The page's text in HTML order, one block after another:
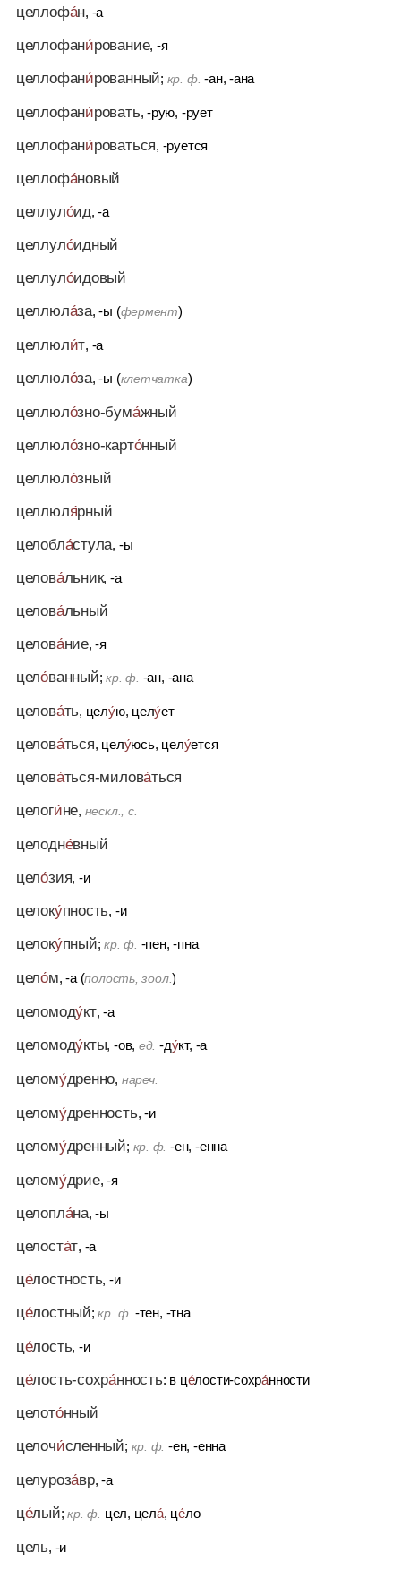
целлофа́н, -а
целлофани́рование, -я
целлофани́рованный; кр. ф. -ан, -ана
целлофани́ровать, -рую, -рует
целлофани́роваться, -руется
целлофа́новый
целлуло́ид, -а
целлуло́идный
целлуло́идовый
целлюла́за, -ы (фермент)
целлюли́т, -а
целлюло́за, -ы (клетчатка)
целлюло́зно-бума́жный
целлюло́зно-карто́нный
целлюло́зный
целлюля́рный
целобла́стула, -ы
целова́льник, -а
целова́льный
целова́ние, -я
цело́ванный;кр. ф. -ан, -ана
целова́ть, целу́ю, целу́ет
целова́ться, целу́юсь, целу́ется
целова́ться-милова́ться
целоги́не, нескл., с.
целодне́вный
цело́зия, -и
целоку́пность, -и
целоку́пный;кр. ф. -пен, -пна
цело́м, -а (полость, зоол.)
целомоду́кт, -а
целомоду́кты, -ов, ед. -ду́кт, -а
целому́дренно, нареч.
целому́дренность, -и
целому́дренный; кр. ф. -ен, -енна
целому́дрие, -я
целопла́на, -ы
целоста́т, -а
це́лостность, -и
це́лостный;кр. ф. -тен, -тна
це́лость, -и
це́лость-сохра́нность: в це́лости-сохра́нности
целото́нный
целочи́сленный; кр. ф. -ен, -енна
целуроза́вр, -а
це́лый;кр. ф. цел, цела́, це́ло
цель, -и